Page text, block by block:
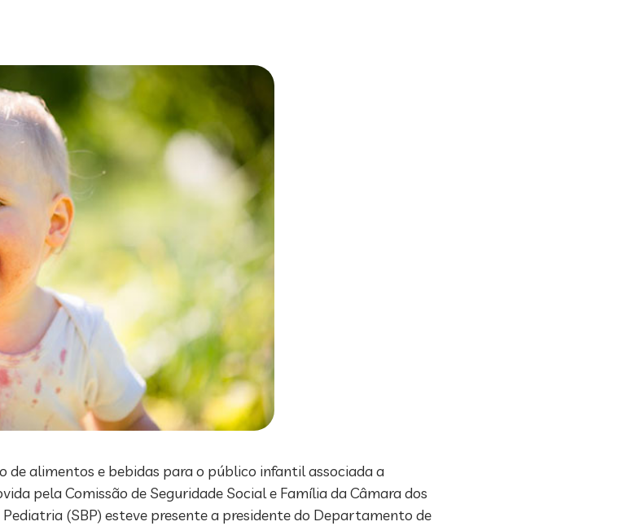
de alimentos e bebidas para o público infantil associada a
pela Comissão de Seguridade Social e Família da Câmara dos
(SBP) esteve presente a presidente do Departamento de